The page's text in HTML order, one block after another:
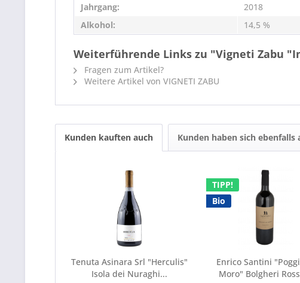
Jahrgang:
2018
Alkohol:
14,5 %
Weiterführende Links zu "Vigneti Zabu
Fragen zum Artikel?
Weitere Artikel von VIGNETI ZABU
Kunden kauften auch Kunden haben sich ebenfalls
Tenuta Asinara Srl "Herculis"
Isola dei Nuraghi...
TIPP!
Bio
Enrico Santini
Moro" Bolgheri